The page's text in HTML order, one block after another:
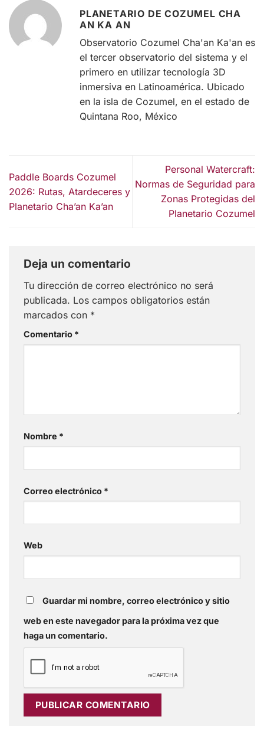
PLANETARIO DE COZUMEL CHA
AN KA AN
Observatorio Cozumel Cha'an Ka'an es
el tercer observatorio del sistema y el
primero en utilizar tecnología 3D
inmersiva en Latinoamérica. Ubicado
en la isla de Cozumel, en el estado de
Quintana Roo, México
Paddle Boards Cozumel
2026: Rutas, Atardeceres y
Planetario Cha’an Ka’an
Personal Watercraft:
Normas de Seguridad para
Zonas Protegidas del
Planetario Cozumel
Deja un comentario
Tu dirección de correo electrónico no será
publicada. Los campos obligatorios están
marcados con *
Comentario *
Nombre *
Correo electrónico *
Web
Guardar mi nombre, correo electrónico y sitio
web en este navegador para la próxima vez que
haga un comentario.